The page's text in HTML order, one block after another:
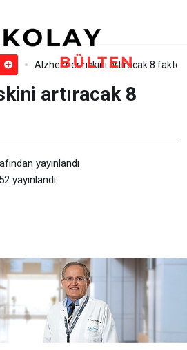
Alzheimer riskini artıracak 8 faktör
artıracak 8
yayınlandı
yayınlandı
Yöntemi ile Hemoroid
Sağlıyor
Paylaş